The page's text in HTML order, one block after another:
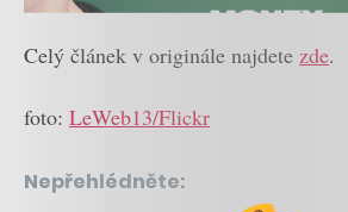
Celý článek v originále najdete zde.
foto: LeWeb13/Flickr
Nepřehlédněte: